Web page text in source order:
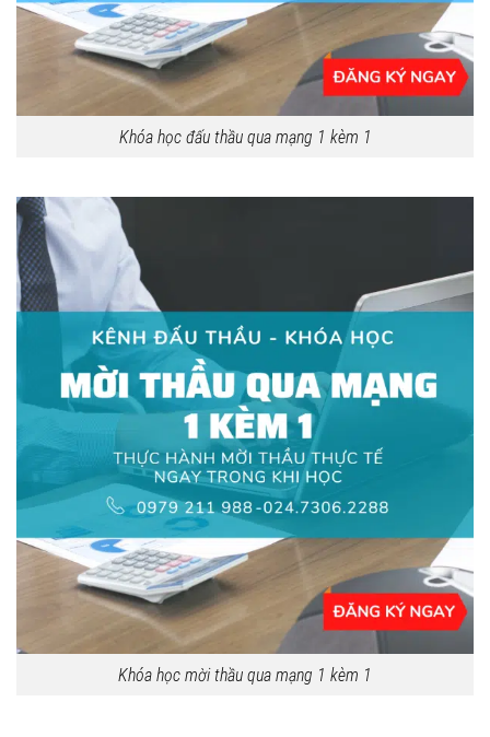
Khóa học đấu thầu qua mạng 1 kèm 1
Khóa học mời thầu qua mạng 1 kèm 1